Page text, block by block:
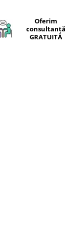
Oferim
consultanță
GRATUITĂ